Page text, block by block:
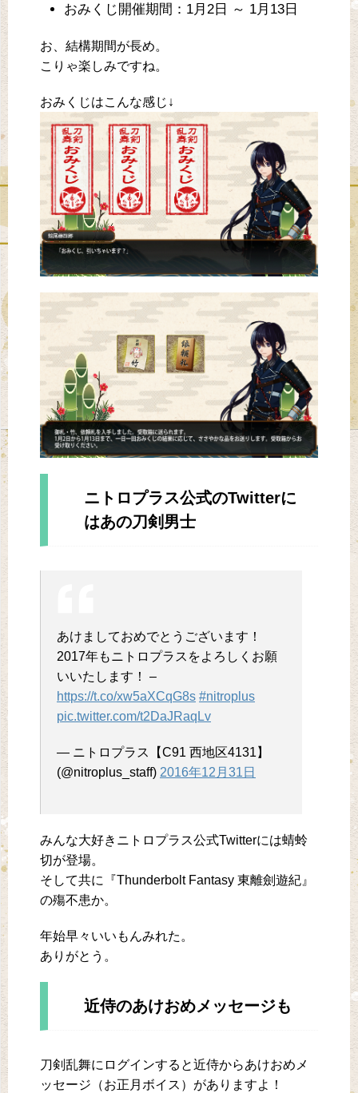
おみくじ開催期間：1月2日 ～ 1月13日
お、結構期間が長め。
こりゃ楽しみですね。
おみくじはこんな感じ↓
ニトロプラス公式のTwitterに
はあの刀剣男士
あけましておめでとうございます！
2017年もニトロプラスをよろしくお願
いいたします！ –
https://t.co/xw5aXCqG8s #nitroplus
pic.twitter.com/t2DaJRaqLv
— ニトロプラス【C91 西地区4131】
(@nitroplus_staff) 2016年12月31日
みんな大好きニトロプラス公式Twitterには蜻蛉
切が登場。
そして共に『Thunderbolt Fantasy 東離劍遊紀』
の殤不患か。
年始早々いいもんみれた。
ありがとう。
近侍のあけおめメッセージも
刀剣乱舞にログインすると近侍からあけおめメ
ッセージ（お正月ボイス）がありますよ！